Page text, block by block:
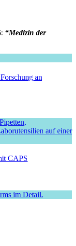
“Medizin der
an
CAPS